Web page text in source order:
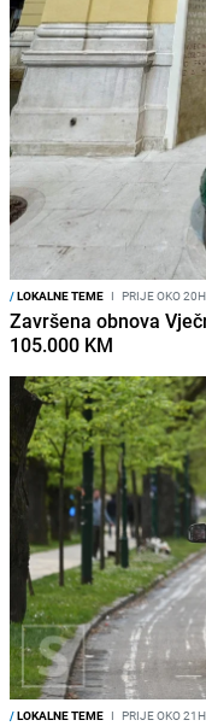
/LOKALNE TEME I PRIJE OKO 20H
Završena obnova
105.000 KM
/LOKALNE TEME I PRIJE OKO 21H